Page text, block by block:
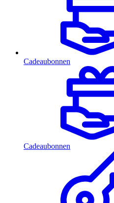
Cadeaubonnen
Cadeaubonnen